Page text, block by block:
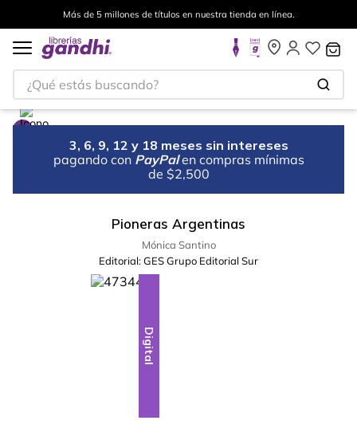
Más de 5 millones de títulos en nuestra tienda en línea.
¿Qué estás buscando?
3, 6, 9, 12 y 18 meses sin intereses
pagando con PayPal en compras mínimas
de $2,500
Pioneras Argentinas
Mónica Santino
Editorial:GES Grupo Editorial Sur
Digital